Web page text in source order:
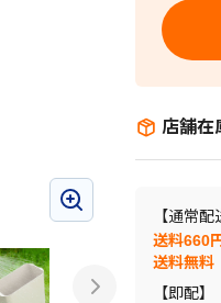
店舗在
【通常配
送料660
送料無料
【即配